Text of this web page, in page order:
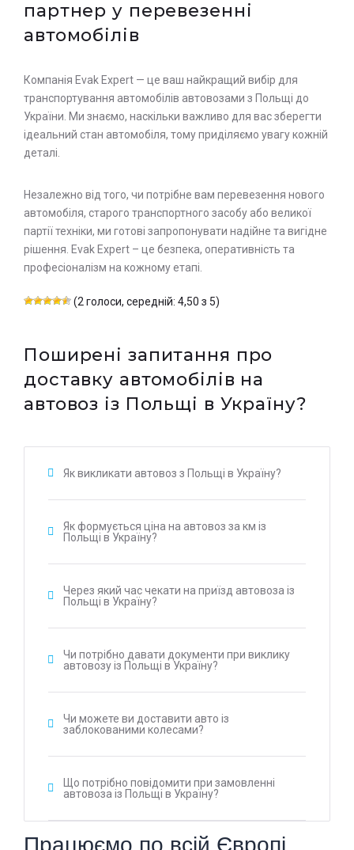
партнер у перевезенні
автомобілів
Компанія Evak Expert — це ваш найкращий вибір для
транспортування автомобілів автовозами з Польщі до
України. Ми знаємо, наскільки важливо для вас зберегти
ідеальний стан автомобіля, тому приділяємо увагу кожній
деталі.
Незалежно від того, чи потрібне вам перевезення нового
автомобіля, старого транспортного засобу або великої
партії техніки, ми готові запропонувати надійне та вигідне
рішення. Evak Expert – це безпека, оперативність та
професіоналізм на кожному етапі.
(2 голоси, середній: 4,50 з 5)
Поширені запитання про
доставку автомобілів на
автовоз із Польщі в Україну?
Як викликати автовоз з Польщі в Україну?
Як формується ціна на автовоз за км із
Польщі в Україну?
Через який час чекати на приїзд автовоза із
Польщі в Україну?
Чи потрібно давати документи при виклику
автовозу із Польщі в Україну?
Чи можете ви доставити авто із
заблокованими колесами?
Що потрібно повідомити при замовленні
автовоза із Польщі в Україну?
Працюємо по всій Європі